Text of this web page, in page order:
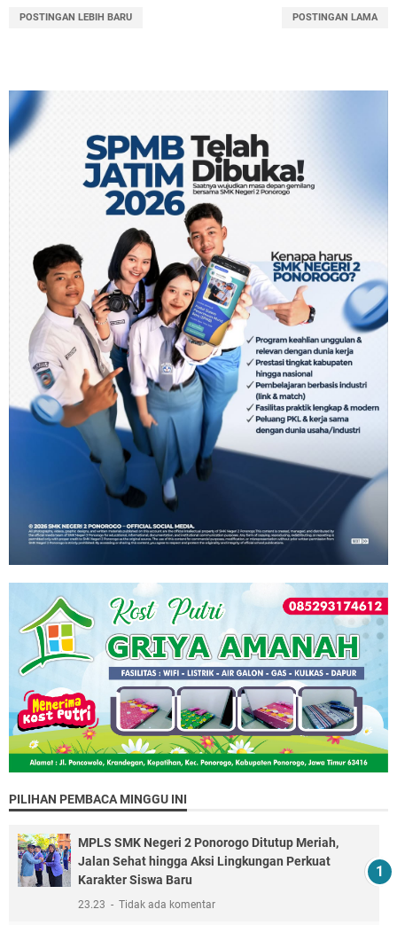
POSTINGAN LEBIH BARU POSTINGAN LAMA
PILIHAN PEMBACA MINGGU INI
MPLS SMK Negeri 2 Ponorogo Ditutup Meriah,
Jalan Sehat hingga Aksi Lingkungan Perkuat
Karakter Siswa Baru
23.23 Tidak ada komentar